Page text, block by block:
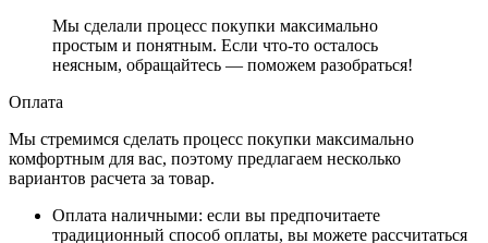
Мы сделали процесс покупки максимально
простым и понятным. Если что-то осталось
неясным, обращайтесь — поможем разобраться!
Оплата
Мы стремимся сделать процесс покупки максимально
комфортным для вас, поэтому предлагаем несколько
вариантов расчета за товар.
Оплата наличными: если вы предпочитаете
традиционный способ оплаты, вы можете рассчитаться